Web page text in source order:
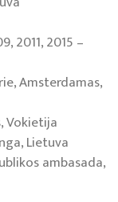
2011, 2015 –
Amsterdamas,
Vokietija
Lietuva
ambasada,